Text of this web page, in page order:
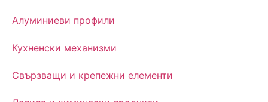
Алуминиеви профили
Кухненски механизми
Свързващи и крепежни елементи